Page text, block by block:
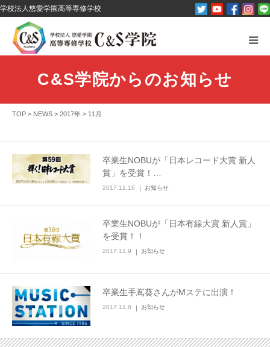
学校法人悠愛学園高等専修学校
C&S学院からのお知らせ
TOP > NEWS > 2017年 > 11月
卒業生NOBUが「日本レコード大賞 新人
賞」を受賞！…
2017.11.16 お知らせ
卒業生NOBUが「日本有線大賞 新人賞」
を受賞！！
2017.11.9 お知らせ
卒業生手嶌葵さんがMステに出演！
2017.11.8 お知らせ
C&S学院とは？
オープンキャンパス
パンフレット資料請求
コース紹介